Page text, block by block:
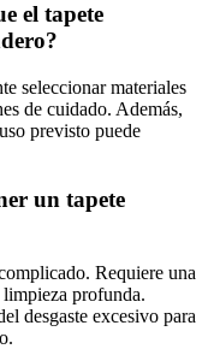
el tapete
seleccionar materiales
de cuidado. Además,
previsto puede
un tapete
Requiere una
profunda.
desgaste excesivo para